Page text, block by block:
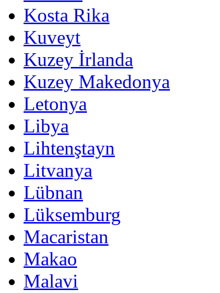
Kosta Rika
Kuveyt
Kuzey İrlanda
Kuzey Makedonya
Letonya
Libya
Lihtenştayn
Litvanya
Lübnan
Lüksemburg
Macaristan
Makao
Malavi